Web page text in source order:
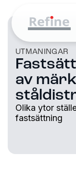
UTMANINGAR
av
Olika ytor
fastsättning